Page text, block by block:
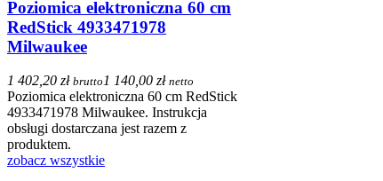
Poziomica elektroniczna 60 cm
RedStick 4933471978
Milwaukee
1 402,20 zł brutto1 140,00 zł netto
Poziomica elektroniczna 60 cm RedStick
4933471978 Milwaukee. Instrukcja
obsługi dostarczana jest razem z
produktem.
zobacz wszystkie